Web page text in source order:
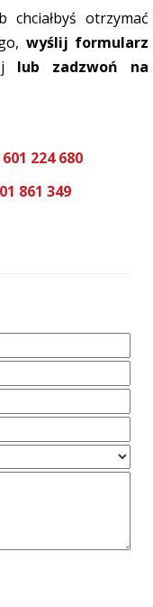
chciałbyś otrzymać
wyślij formularz
lub zadzwoń na
224 680
861 349